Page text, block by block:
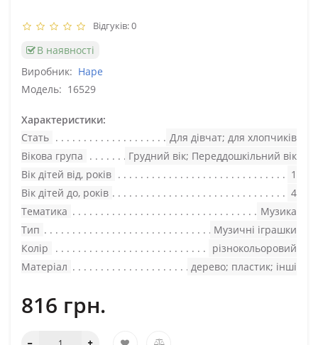
Відгуків: 0
В наявності
Виробник: Hape
Модель: 16529
Характеристики:
Стать
Для дівчат; для хлопчиків
Вікова група
Грудний вік; Переддошкільний вік
Вік дітей від, років
1
Вік дітей до, років
4
Тематика
Музика
Тип
Музичні іграшки
Колір
різнокольоровий
Матеріал
дерево; пластик; інші
816 грн.